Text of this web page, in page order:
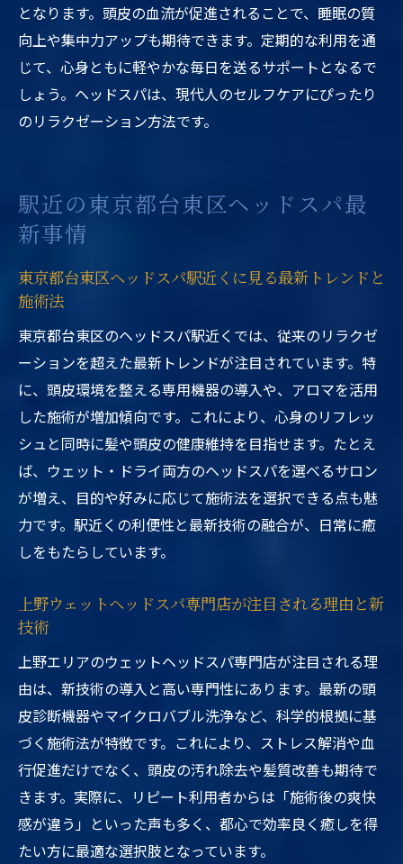
となります。頭皮の血流が促進されることで、睡眠の質
向上や集中力アップも期待できます。定期的な利用を通
じて、心身ともに軽やかな毎日を送るサポートとなるで
しょう。ヘッドスパは、現代人のセルフケアにぴったり
のリラクゼーション方法です。
駅近の東京都台東区ヘッドスパ最
新事情
東京都台東区ヘッドスパ駅近くに見る最新トレンドと
施術法
東京都台東区のヘッドスパ駅近くでは、従来のリラクゼ
ーションを超えた最新トレンドが注目されています。特
に、頭皮環境を整える専用機器の導入や、アロマを活用
した施術が増加傾向です。これにより、心身のリフレッ
シュと同時に髪や頭皮の健康維持を目指せます。たとえ
ば、ウェット・ドライ両方のヘッドスパを選べるサロン
が増え、目的や好みに応じて施術法を選択できる点も魅
力です。駅近くの利便性と最新技術の融合が、日常に癒
しをもたらしています。
上野ウェットヘッドスパ専門店が注目される理由と新
技術
上野エリアのウェットヘッドスパ専門店が注目される理
由は、新技術の導入と高い専門性にあります。最新の頭
皮診断機器やマイクロバブル洗浄など、科学的根拠に基
づく施術法が特徴です。これにより、ストレス解消や血
行促進だけでなく、頭皮の汚れ除去や髪質改善も期待で
きます。実際に、リピート利用者からは「施術後の爽快
感が違う」といった声も多く、都心で効率良く癒しを得
たい方に最適な選択肢となっています。